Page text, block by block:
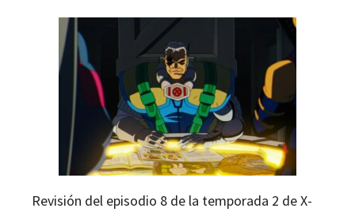
Revisión del episodio 8 de la temporada 2 de X-